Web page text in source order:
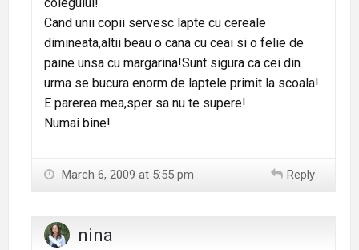
Cand unii copii servesc lapte cu cereale
dimineata,altii beau o cana cu ceai si o felie de
paine unsa cu margarina!Sunt sigura ca cei din
urma se bucura enorm de laptele primit la scoala!
E parerea mea,sper sa nu te supere!
Numai bine!
March 6, 2009 at 5:55 pm Reply
nina